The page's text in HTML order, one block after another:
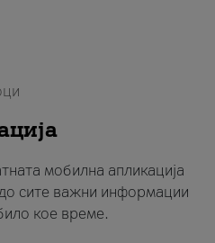
мобилна апликација
сите важни информации
кое време.